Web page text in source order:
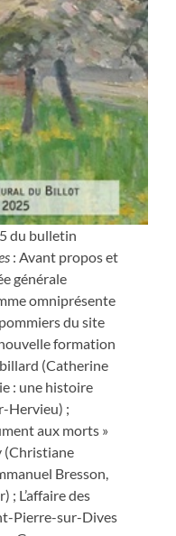
du bulletin
: Avant propos et
générale
omniprésente
du site
formation
(Catherine
: une histoire
Hervieu) ;
aux morts »
(Christiane
Bresson,
; L’affaire des
Pierre-sur-Dives